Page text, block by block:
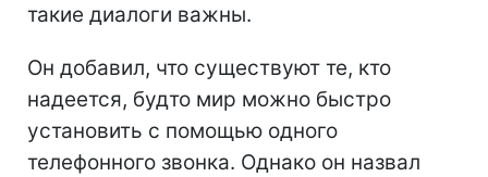
такие диалоги важны.
Он добавил, что существуют те, кто
надеется, будто мир можно быстро
установить с помощью одного
телефонного звонка. Однако он назвал